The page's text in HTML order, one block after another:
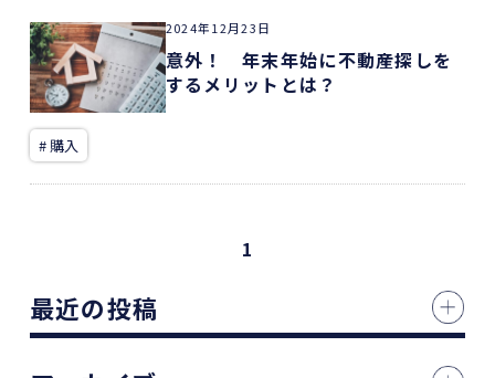
2024年12月23日
意外！ 年末年始に不動産探しを
するメリットとは？
# 購入
1
最近の投稿